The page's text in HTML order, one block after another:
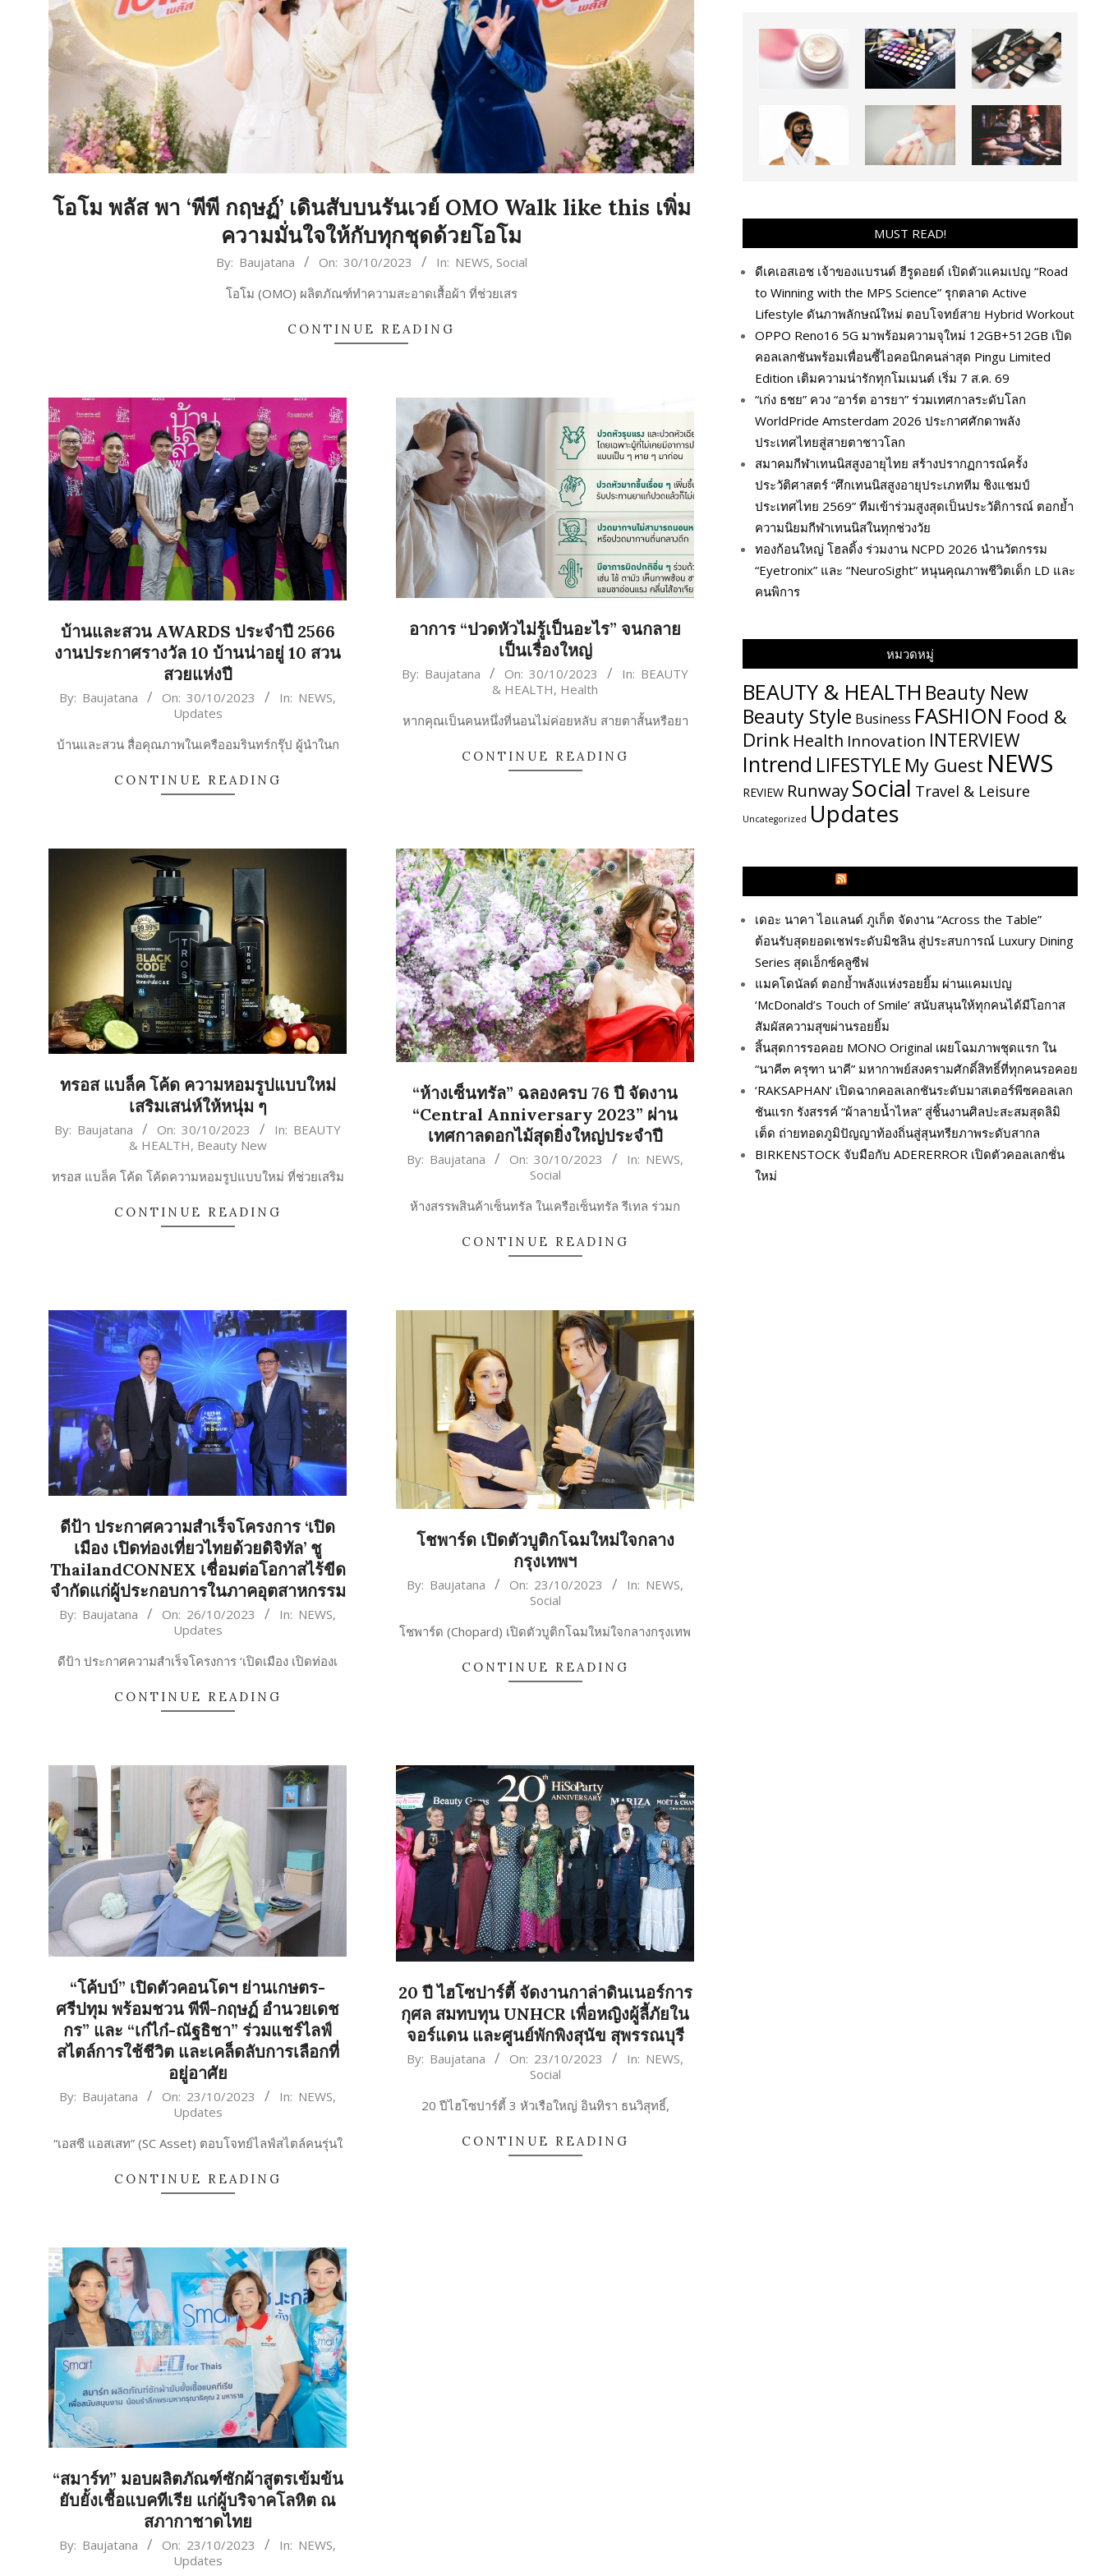
โอโม พลัส พา ‘พีพี กฤษฏ์’ เดินสับบนรันเวย์ OMO Walk like this เพิ่ม
ความมั่นใจให้กับทุกชุดด้วยโอโม
By: Baujatana On: 30/10/2023 In: NEWS, Social
โอโม (OMO) ผลิตภัณฑ์ทำความสะอาดเสื้อผ้า ที่ช่วยเสร
CONTINUE READING
บ้านและสวน AWARDS ประจำปี 2566
งานประกาศรางวัล 10 บ้านน่าอยู่ 10 สวน
สวยแห่งปี
2023-
30
By: Baujatana On: 30/10/2023 In: NEWS,
Updates
บ้านและสวน สื่อคุณภาพในเครืออมรินทร์กรุ๊ป ผู้นำในก
CONTINUE READING
อาการ “ปวดหัวไม่รู้เป็นอะไร” จนกลาย
เป็นเรื่องใหญ่
2023-
30
By: Baujatana On: 30/10/2023 In: BEAUTY
& HEALTH, Health
หากคุณเป็นคนหนึ่งที่นอนไม่ค่อยหลับ สายตาสั้นหรือยา
CONTINUE READING
ทรอส แบล็ค โค้ด ความหอมรูปแบบใหม่
เสริมเสน่ห์ให้หนุ่ม ๆ
2023-
30
By: Baujatana On: 30/10/2023 In: BEAUTY
& HEALTH, Beauty New
ทรอส แบล็ค โค้ด โค้ดความหอมรูปแบบใหม่ ที่ช่วยเสริม
CONTINUE READING
“ห้างเซ็นทรัล” ฉลองครบ 76 ปี จัดงาน
“Central Anniversary 2023” ผ่าน
เทศกาลดอกไม้สุดยิ่งใหญ่ประจำปี
2023-
By: Baujatana On: 30/10/2023 In: NEWS,
Social
ห้างสรรพสินค้าเซ็นทรัล ในเครือเซ็นทรัล รีเทล ร่วมก
CONTINUE READING
ดีป้า ประกาศความสำเร็จโครงการ ‘เปิด
เมือง เปิดท่องเที่ยวไทยด้วยดิจิทัล’ ชู
ThailandCONNEX เชื่อมต่อโอกาสไร้ขีด
จำกัดแก่ผู้ประกอบการในภาคอุตสาหกรรม
2023-
26
By: Baujatana On: 26/10/2023 In: NEWS,
Updates
ดีป้า ประกาศความสำเร็จโครงการ ‘เปิดเมือง เปิดท่องเ
CONTINUE READING
โชพาร์ด เปิดตัวบูติกโฉมใหม่ใจกลาง
กรุงเทพฯ
2023-
23
By: Baujatana On: 23/10/2023 In: NEWS,
Social
โชพาร์ด (Chopard) เปิดตัวบูติกโฉมใหม่ใจกลางกรุงเทพ
CONTINUE READING
“โค้บบ์” เปิดตัวคอนโดฯ ย่านเกษตร-
ศรีปทุม พร้อมชวน พีพี-กฤษฏ์ อำนวยเดช
กร” และ “เก๋ไก๋-ณัฐธิชา” ร่วมแชร์ไลฟ์
สไตล์การใช้ชีวิต และเคล็ดลับการเลือกที่
อยู่อาศัย
2023-
23
By: Baujatana On: 23/10/2023 In: NEWS,
Updates
“เอสซี แอสเสท” (SC Asset) ตอบโจทย์ไลฟ์สไตล์คนรุ่นใ
CONTINUE READING
20 ปี ไฮโซปาร์ตี้ จัดงานกาล่าดินเนอร์การ
กุศล สมทบทุน UNHCR เพื่อหญิงผู้ลี้ภัยใน
จอร์แดน และศูนย์พักพิงสุนัข สุพรรณบุรี
2023-
By: Baujatana On: 23/10/2023 In: NEWS,
Social
20 ปีไฮโซปาร์ตี้ 3 หัวเรือใหญ่ อินทิรา ธนวิสุทธิ์,
CONTINUE READING
“สมาร์ท” มอบผลิตภัณฑ์ซักผ้าสูตรเข้มข้น
ยับยั้งเชื้อแบคทีเรีย แก่ผู้บริจาคโลหิต ณ
สภากาชาดไทย
2023-
By: Baujatana On: 23/10/2023 In: NEWS,
Updates
MUST READ!
ดีเคเอสเอช เจ้าของแบรนด์ ฮีรูดอยด์ เปิดตัวแคมเปญ “Road
to Winning with the MPS Science” รุกตลาด Active
Lifestyle ดันภาพลักษณ์ใหม่ ตอบโจทย์สาย Hybrid Workout
OPPO Reno16 5G มาพร้อมความจุใหม่ 12GB+512GB เปิด
คอลเลกชันพร้อมเพื่อนซี้ไอคอนิกคนล่าสุด Pingu Limited
Edition เติมความน่ารักทุกโมเมนต์ เริ่ม 7 ส.ค. 69
“เก่ง ธชย” ควง “อาร์ต อารยา” ร่วมเทศกาลระดับโลก
WorldPride Amsterdam 2026 ประกาศศักดาพลัง
ประเทศไทยสู่สายตาชาวโลก
สมาคมกีฬาเทนนิสสูงอายุไทย สร้างปรากฏการณ์ครั้ง
ประวัติศาสตร์ “ศึกเทนนิสสูงอายุประเภททีม ชิงแชมป์
ประเทศไทย 2569” ทีมเข้าร่วมสูงสุดเป็นประวัติการณ์ ตอกย้ำ
ความนิยมกีฬาเทนนิสในทุกช่วงวัย
ทองก้อนใหญ่ โฮลดิ้ง ร่วมงาน NCPD 2026 นำนวัตกรรม
“Eyetronix” และ “NeuroSight” หนุนคุณภาพชีวิตเด็ก LD และ
คนพิการ
หมวดหมู่
BEAUTY & HEALTH Beauty New
Beauty Style Business FASHION Food &
Drink Health Innovation INTERVIEW
Intrend LIFESTYLE My​ Guest NEWS
REVIEW RunwaySocial Travel & Leisure
Uncategorized Updates
เดอะ นาคา ไอแลนด์ ภูเก็ต จัดงาน “Across the Table”
ต้อนรับสุดยอดเชฟระดับมิชลิน สู่ประสบการณ์ Luxury Dining
Series สุดเอ็กซ์คลูซีฟ
แมคโดนัลด์ ตอกย้ำพลังแห่งรอยยิ้ม ผ่านแคมเปญ
‘McDonald’s Touch of Smile’ สนับสนุนให้ทุกคนได้มีโอกาส
สัมผัสความสุขผ่านรอยยิ้ม
สิ้นสุดการรอคอย MONO Original เผยโฉมภาพชุดแรก ใน
“นาคี๓ ครุฑา นาคี” มหากาพย์สงครามศักดิ์สิทธิ์ที่ทุกคนรอคอย
‘RAKSAPHAN’ เปิดฉากคอลเลกชันระดับมาสเตอร์พีซคอลเลก
ชันแรก รังสรรค์ “ผ้าลายน้ำไหล” สู่ชิ้นงานศิลปะสะสมสุดลิมิ
เต็ด ถ่ายทอดภูมิปัญญาท้องถิ่นสู่สุนทรียภาพระดับสากล
BIRKENSTOCK จับมือกับ ADERERROR เปิดตัวคอลเลกชั่น
ใหม่